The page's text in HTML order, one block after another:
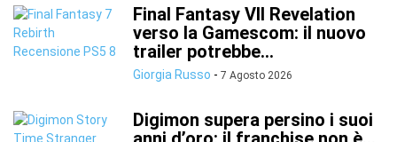
Final Fantasy VII Revelation
verso la Gamescom: il nuovo
trailer potrebbe...
Giorgia Russo - 7 Agosto 2026
Digimon supera persino i suoi